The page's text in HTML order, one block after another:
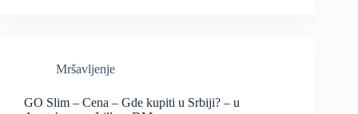
Mršavljenje
GO Slim – Cena – Gde kupiti u Srbiji? – u